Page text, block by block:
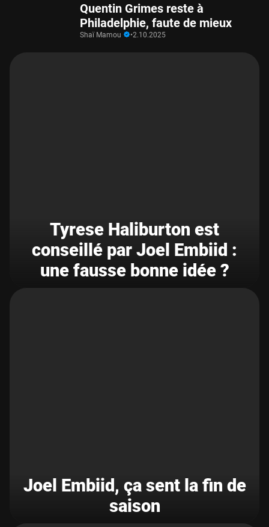
Quentin Grimes reste à
Philadelphie, faute de mieux
Shaï Mamou •2.10.2025
Tyrese Haliburton est
conseillé par Joel Embiid :
une fausse bonne idée ?
Joel Embiid, ça sent la fin de
saison